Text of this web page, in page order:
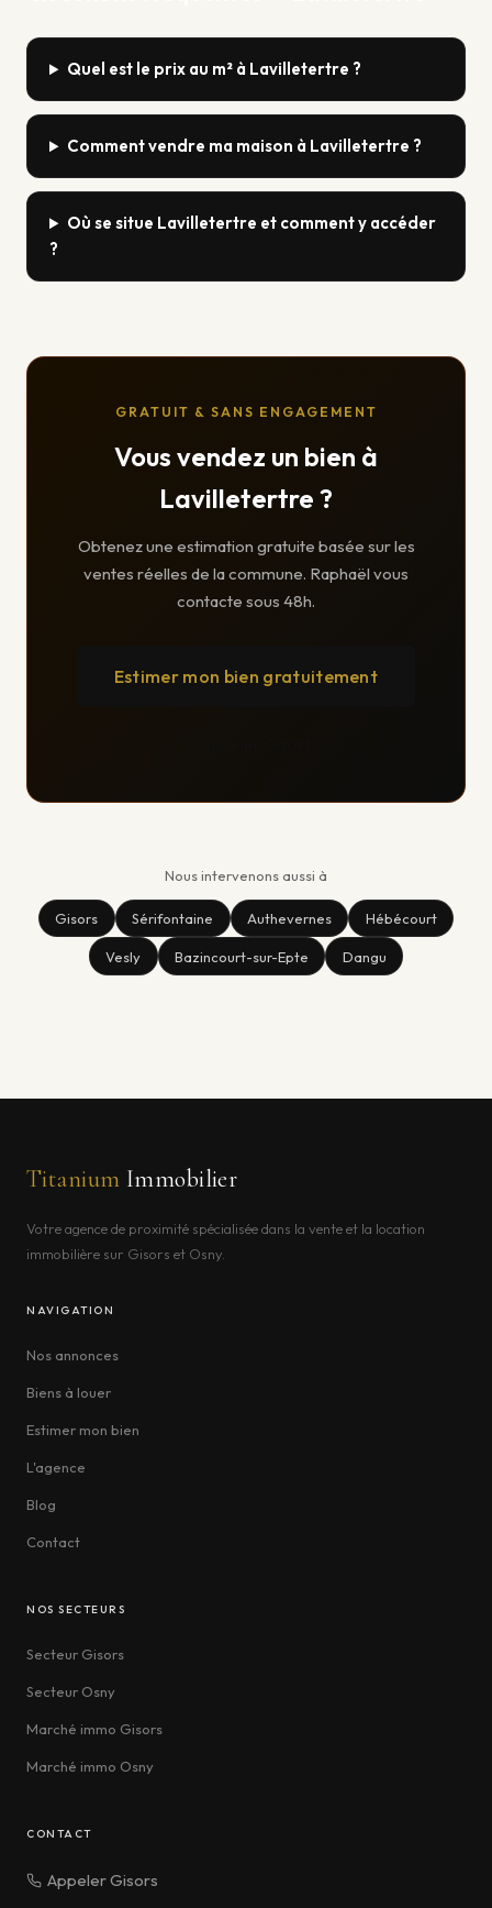
Quel est le prix au m² à Lavilletertre ?
Comment vendre ma maison à Lavilletertre ?
Où se situe Lavilletertre et comment y accéder
?
GRATUIT & SANS ENGAGEMENT
Vous vendez un bien à
Lavilletertre ?
Obtenez une estimation gratuite basée sur les
ventes réelles de la commune. Raphaël vous
contacte sous 48h.
Estimer mon bien gratuitement
Nous intervenons aussi à
Gisors Sérifontaine Authevernes Hébécourt
Vesly Bazincourt-sur-Epte Dangu
Titanium Immobilier
Votre agence de proximité spécialisée dans la vente et la location
immobilière sur Gisors et Osny.
NAVIGATION
Nos annonces
Biens à louer
Estimer mon bien
L'agence
Blog
Contact
NOS SECTEURS
Secteur Gisors
Secteur Osny
Marché immo Gisors
Marché immo Osny
CONTACT
Appeler Gisors